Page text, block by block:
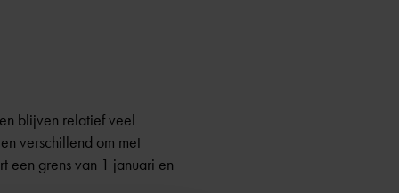
blijven relatief veel
verschillend om met
een grens van 1 januari en